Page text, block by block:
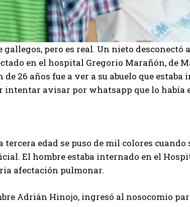
gallegos, pero es real. Un nieto
en el hospital Gregorio Marañón, de
de 26 años fue a ver a su abuelo que
intentar avisar por whatsapp que lo había
tercera edad se puso de mil colores
El hombre estaba internado en el
afectación pulmonar.
Adrián Hinojo, ingresó al nosocomio